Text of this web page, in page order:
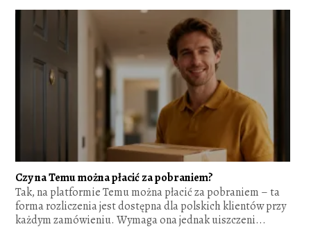
Czy na Temu można płacić za pobraniem?
Tak, na platformie Temu można płacić za pobraniem – ta
forma rozliczenia jest dostępna dla polskich klientów przy
każdym zamówieniu. Wymaga ona jednak uiszczeni...